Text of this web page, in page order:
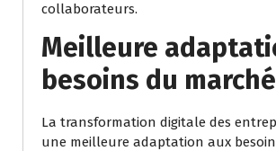
collaborateurs.
Meilleure
besoins du marché
La transformation digitale des
une meilleure adaptation aux